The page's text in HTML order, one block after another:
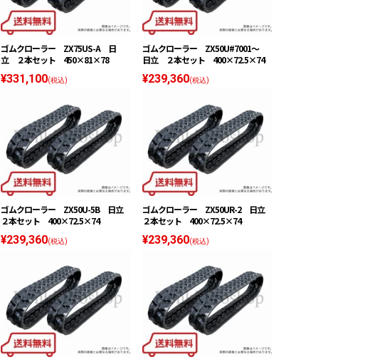
ゴムクローラー ZX75US-A 日
立 ２本セット 450×81×78
¥331,100(税込)
ゴムクローラー ZX50U#7001〜
日立 ２本セット 400×72.5×74
¥239,360(税込)
ゴムクローラー ZX50U-5B 日立
２本セット 400×72.5×74
¥239,360(税込)
ゴムクローラー ZX50UR-2 日立
２本セット 400×72.5×74
¥239,360(税込)